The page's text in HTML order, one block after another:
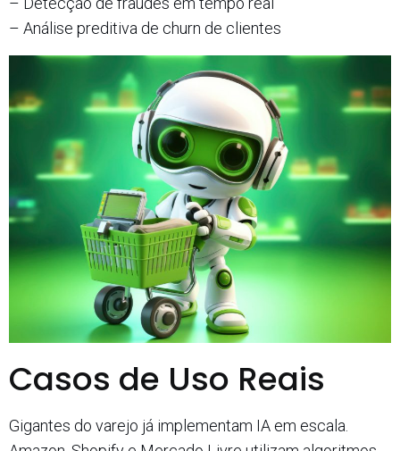
– Análise preditiva de churn de clientes
Casos de Uso Reais
Gigantes do varejo já implementam IA em escala.